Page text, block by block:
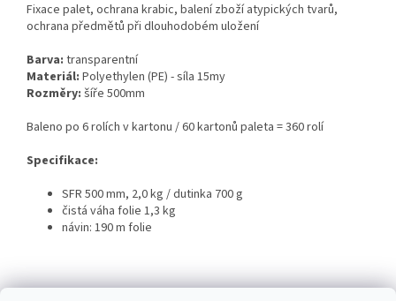
Fixace palet, ochrana krabic, balení zboží atypických tvarů,
ochrana předmětů při dlouhodobém uložení
Barva: transparentní
Materiál: Polyethylen (PE) - síla 15my
Rozměry: šíře 500mm
Baleno po 6 rolích v kartonu / 60 kartonů paleta = 360 rolí
Specifikace:
SFR 500 mm, 2,0 kg / dutinka 700 g
čistá váha folie 1,3 kg
návin: 190 m folie
Z